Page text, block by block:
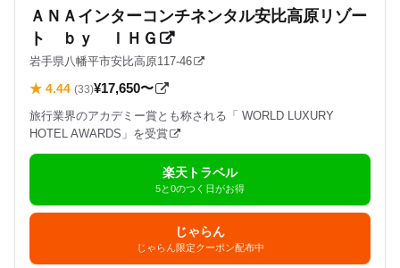
ＡＮＡインターコンチネンタル安比高原リゾー
ト ｂｙ ＩＨＧ
岩手県八幡平市安比高原117-46
★ 4.44(33)¥17,650〜
旅行業界のアカデミー賞とも称される「 WORLD LUXURY
HOTEL AWARDS」を受賞
楽天トラベル
5と0のつく日がお得
じゃらん
じゃらん限定クーポン配布中